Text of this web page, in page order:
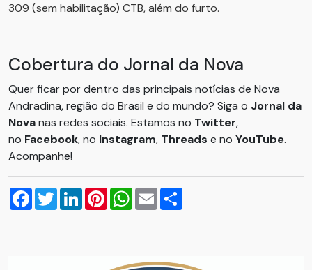
309 (sem habilitação) CTB, além do furto.
Cobertura do Jornal da Nova
Quer ficar por dentro das principais notícias de Nova
Andradina, região do Brasil e do mundo? Siga o Jornal da
Novanas redes sociais. Estamos no Twitter,
no Facebook, no Instagram, Threads e no YouTube.
Acompanhe!
Facebook
TwitterLinkedInPinterestWhatsApp
Email